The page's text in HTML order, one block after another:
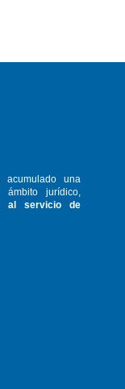
acumulado una
jurídico,
al servicio de